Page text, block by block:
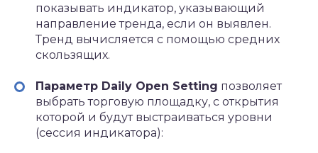
показывать индикатор, указывающий
направление тренда, если он выявлен.
Тренд вычисляется с помощью средних
скользящих.
Параметр Daily Open Setting позволяет
выбрать торговую площадку, с открытия
которой и будут выстраиваться уровни
(сессия индикатора):